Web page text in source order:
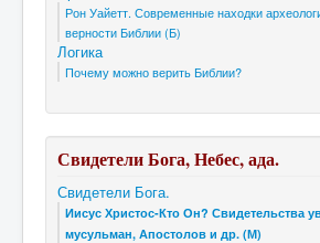
Рон Уайетт. Современные находки
верности Библии (Б)
Логика
Почему можно верить Библии?
Свидетели Бога, Небес, ада.
Свидетели Бога.
Иисус Христос-Кто Он? Свидетельства
мусульман, Апостолов и др. (М)